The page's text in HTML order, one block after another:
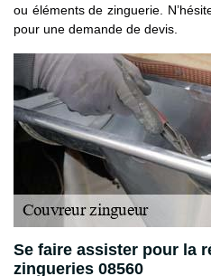
ou éléments de zinguerie.
pour une demande de devis.
Se faire assister pour la
zingueries 08560